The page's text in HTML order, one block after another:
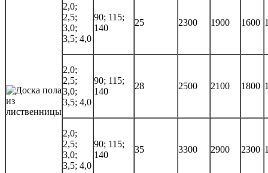
2,0;
2,5;
3,0;
3,5; 4,0
90; 115;
140
25 2300 1900 1600
2,0;
2,5;
3,0;
3,5; 4,0
90; 115;
140
28 2500 2100 1800
2,0;
2,5;
3,0;
3,5; 4,0
90; 115;
140
35 3300 2900 2300